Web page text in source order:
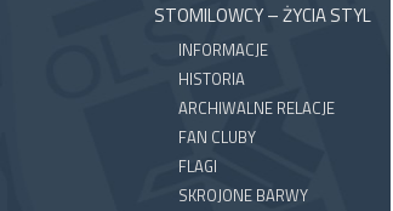
STOMILOWCY – ŻYCIA STYL
INFORMACJE
HISTORIA
ARCHIWALNE RELACJE
FAN CLUBY
FLAGI
SKROJONE BARWY